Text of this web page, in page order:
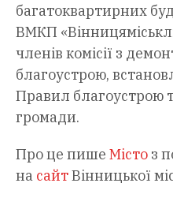
багатоквартирних
ВМКП
членів комісії з
благоустрою,
Правил благоустрою
громади.
Про це пише Місто з
на сайтВінницької